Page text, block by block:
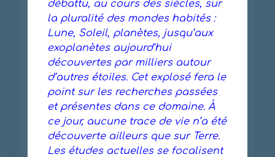
débattu, au cours des siècles, sur
la pluralité des mondes habités :
Lune, Soleil, planètes, jusqu’aux
exoplanètes aujourd’hui
découvertes par milliers autour
d’autres étoiles. Cet explosé fera le
point sur les recherches passées
et présentes dans ce domaine. À
ce jour, aucune trace de vie n’a été
découverte ailleurs que sur Terre.
Les études actuelles se focalisent